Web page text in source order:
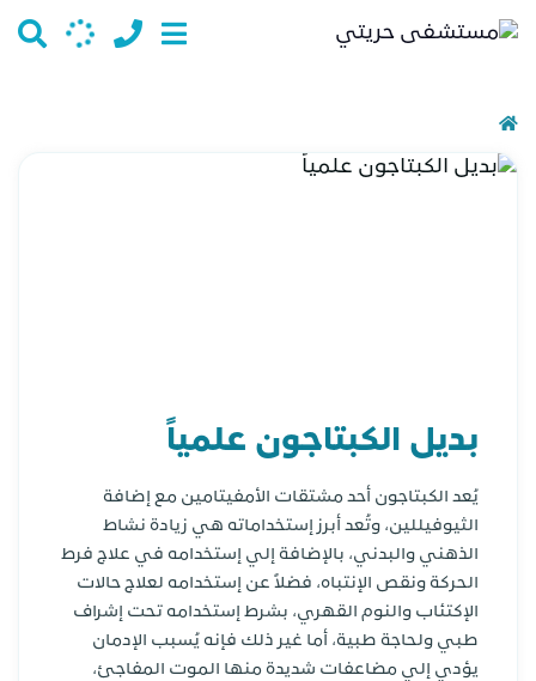
بديل الكبتاجون علمياً
يُعد الكبتاجون أحد مشتقات الأمفيتامين مع إضافة
الثيوفيللين، وتُعد أبرز إستخداماته هي زيادة نشاط
الذهني والبدني، بالإضافة إلي إستخدامه في علاج فرط
الحركة ونقص الإنتباه، فضلاً عن إستخدامه لعلاج حالات
الإكتئاب والنوم القهري، بشرط إستخدامه تحت إشراف
طبي ولحاجة طبية، أما غير ذلك فإنه يُسبب الإدمان
يؤدي إلي مضاعفات شديدة منها الموت المفاجئ،